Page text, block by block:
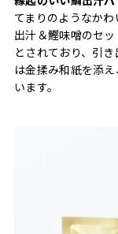
てまりのようなか
出汁＆鰹味噌のセ
とされており、引
は金揉み和紙を添
います。